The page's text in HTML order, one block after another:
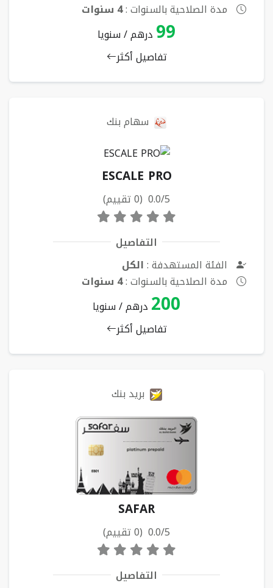
مدة الصلاحية بالسنوات :4 سنوات
99 درهم / سنويا
تفاصيل أكثر
سهام بنك
ESCALE PRO
0.0/5 (0 تقييم)
التفاصيل
الفئة المستهدفة :الكل
مدة الصلاحية بالسنوات :4 سنوات
200 درهم / سنويا
تفاصيل أكثر
بريد بنك
SAFAR
0.0/5 (0 تقييم)
التفاصيل